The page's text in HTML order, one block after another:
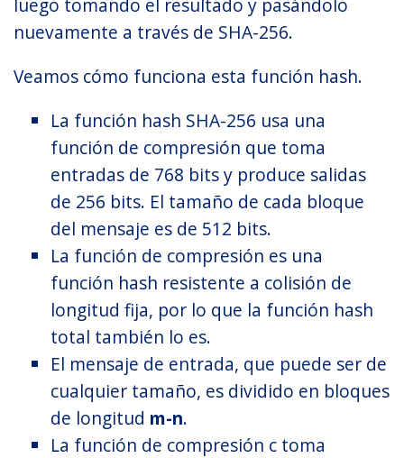
nuevamente a través de SHA-256.
Veamos cómo funciona esta función hash.
La función hash SHA-256 usa una
función de compresión que toma
entradas de 768 bits y produce salidas
de 256 bits. El tamaño de cada bloque
del mensaje es de 512 bits.
La función de compresión es una
función hash resistente a colisión de
longitud fija, por lo que la función hash
total también lo es.
El mensaje de entrada, que puede ser de
cualquier tamaño, es dividido en bloques
de longitud m-n.
La función de compresión c toma